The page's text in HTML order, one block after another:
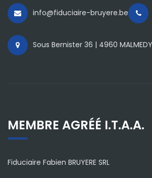
info@fiduciaire-bruyere.be
Sous Bernister 36 | 4960 MALMEDY
MEMBRE AGRÉÉ I.T.A.A.
Fiduciaire Fabien BRUYERE SRL